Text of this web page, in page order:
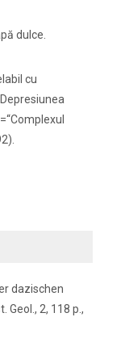
dulce.
cu
dazischen
Geol., 2, 118 p.,